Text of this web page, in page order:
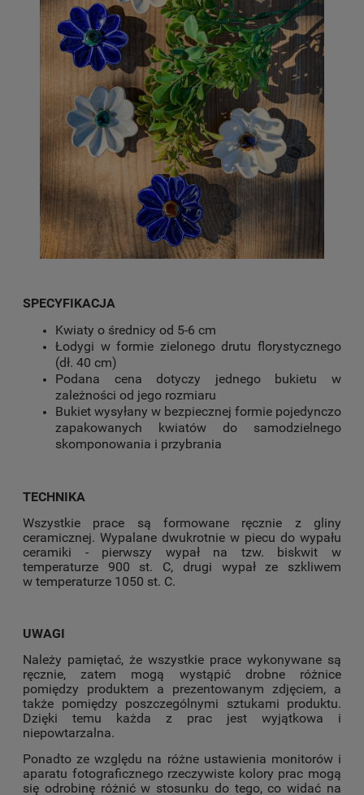
SPECYFIKACJA
Kwiaty o średnicy od 5-6 cm
Łodygi w formie zielonego drutu florystycznego
(dł. 40 cm)
Podana cena dotyczy jednego bukietu w
zależności od jego rozmiaru
Bukiet wysyłany w bezpiecznej formie pojedynczo
zapakowanych kwiatów do samodzielnego
skomponowania i przybrania
TECHNIKA
Wszystkie prace są formowane ręcznie z gliny
ceramicznej. Wypalane dwukrotnie w piecu do wypału
ceramiki - pierwszy wypał na tzw. biskwit w
temperaturze 900 st. C, drugi wypał ze szkliwem
w temperaturze 1050 st. C.
UWAGI
Należy pamiętać, że wszystkie prace wykonywane są
ręcznie, zatem mogą wystąpić drobne różnice
pomiędzy produktem a prezentowanym zdjęciem, a
także pomiędzy poszczególnymi sztukami produktu.
Dzięki temu każda z prac jest wyjątkowa i
niepowtarzalna.
Ponadto ze względu na różne ustawienia monitorów i
aparatu fotograficznego rzeczywiste kolory prac mogą
się odrobinę różnić w stosunku do tego, co widać na